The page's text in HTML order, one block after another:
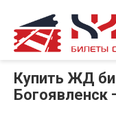
Купить ЖД
Богоявленск